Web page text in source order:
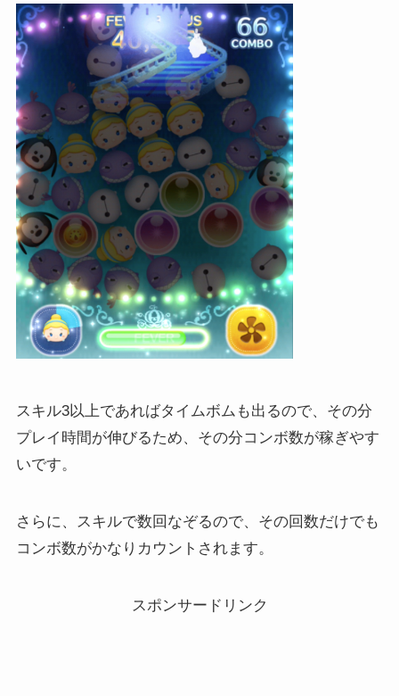
スキル3以上であればタイムボムも出るので、その分
プレイ時間が伸びるため、その分コンボ数が稼ぎやす
いです。
さらに、スキルで数回なぞるので、その回数だけでも
コンボ数がかなりカウントされます。
スポンサードリンク